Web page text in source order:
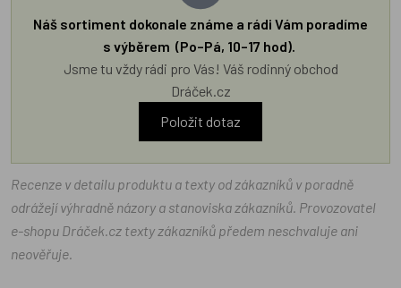
Náš sortiment dokonale známe a rádi Vám poradíme
s výběrem (Po–Pá, 10–17 hod).
Jsme tu vždy rádi pro Vás! Váš rodinný obchod
Dráček.cz
Položit dotaz
Recenze v detailu produktu a texty od zákazníků v poradně
odrážejí výhradně názory a stanoviska zákazníků. Provozovatel
e-shopu Dráček.cz texty zákazníků předem neschvaluje ani
neověřuje.